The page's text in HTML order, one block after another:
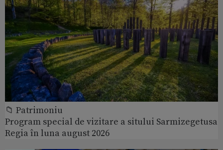
📁 Patrimoniu
Program special de vizitare a sitului Sarmizegetusa
Regia în luna august 2026